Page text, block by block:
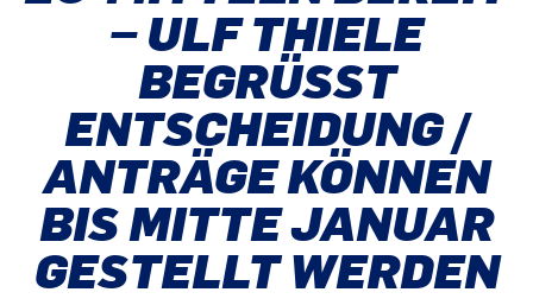
– ULF THIELE
BEGRÜSST E
NTSCHEIDUNG / A
NTRÄGE KÖNNEN B
IS MITTE JANUAR G
ESTELLT WERDEN